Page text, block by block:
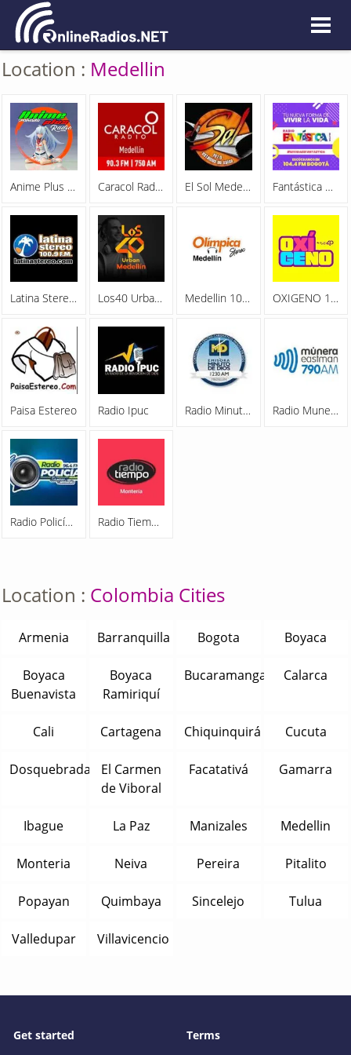
Location : Medellin
Anime Plus Radio Caracol Radio Medellin El Sol Medellin 107.9 FM Fantástica Bogota 104.4 FM
Latina Stereo 100.9 FM Los40 Urban Medellin Medellin 104.9 Olimpica Stereo OXIGENO 104.4 FM Colombia
Paisa Estereo Radio Ipuc Radio Minuto De Dios 1230 AM Radio Munera 790 AM
Radio Policía Nacional 96.4 FM Medellin Radio Tiempo 105.9 FM Medellin
Location : Colombia Cities
Armenia Barranquilla Bogota Boyaca
Boyaca
Buenavista
Boyaca
Ramiriquí
Bucaramanga Calarca
Cali Cartagena Chiquinquirá Cucuta
Dosquebradas
El Carmen
de Viboral
Facatativá Gamarra
Ibague La Paz Manizales Medellin
Monteria Neiva Pereira Pitalito
Popayan Quimbaya Sincelejo Tulua
Valledupar Villavicencio
Get started
Terms